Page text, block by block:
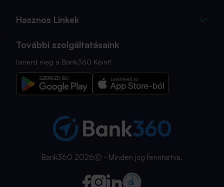
Hasznos Linkek
További szolgáltatásaink
Ismerd meg a Bank360 Koint!
Bank360 2026Ⓒ - Minden jog fenntartva.